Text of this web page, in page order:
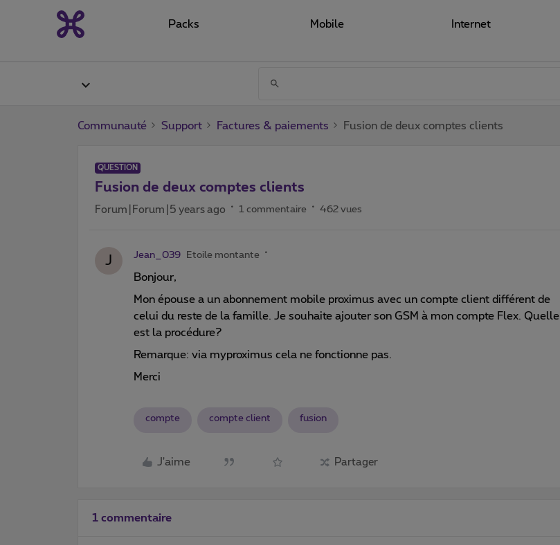
Packs Mobile Internet
Communauté Support Factures & paiements Fusion de deux comptes clients
QUESTION
Fusion de deux comptes clients
Forum|Forum|5 years ago 1 commentaire 462 vues
J Jean_039 Etoile montante
Bonjour,
Mon épouse a un abonnement mobile proximus avec un compte client différent de
celui du reste de la famille. Je souhaite ajouter son GSM à mon compte Flex. Quelle
est la procédure?
Remarque: via myproximus cela ne fonctionne pas.
Merci
compte compte client fusion
J'aime Partager
1 commentaire